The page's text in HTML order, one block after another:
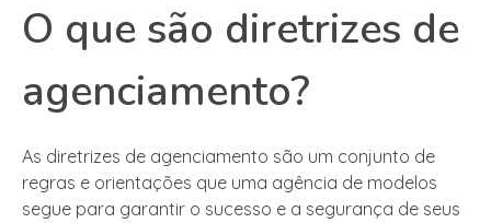
O que são diretrizes de
agenciamento?
As diretrizes de agenciamento são um conjunto de
regras e orientações que uma agência de modelos
segue para garantir o sucesso e a segurança de seus